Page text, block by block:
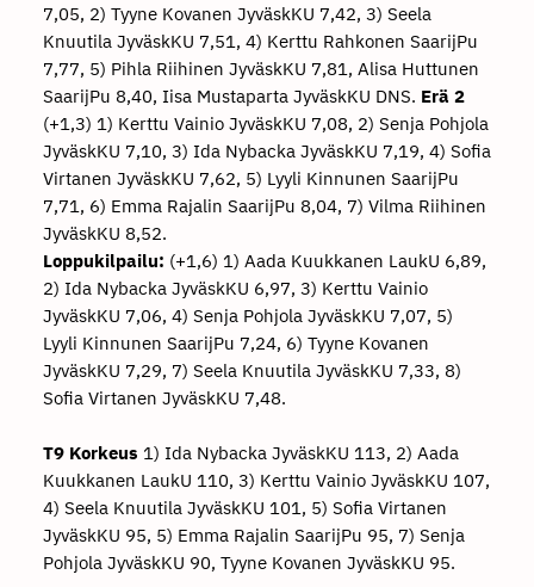
7,05, 2) Tyyne Kovanen JyväskKU 7,42, 3) Seela
Knuutila JyväskKU 7,51, 4) Kerttu Rahkonen SaarijPu
7,77, 5) Pihla Riihinen JyväskKU 7,81, Alisa Huttunen
SaarijPu 8,40, Iisa Mustaparta JyväskKU DNS. Erä 2
(+1,3) 1) Kerttu Vainio JyväskKU 7,08, 2) Senja Pohjola
JyväskKU 7,10, 3) Ida Nybacka JyväskKU 7,19, 4) Sofia
Virtanen JyväskKU 7,62, 5) Lyyli Kinnunen SaarijPu
7,71, 6) Emma Rajalin SaarijPu 8,04, 7) Vilma Riihinen
JyväskKU 8,52.
Loppukilpailu: (+1,6) 1) Aada Kuukkanen LaukU 6,89,
2) Ida Nybacka JyväskKU 6,97, 3) Kerttu Vainio
JyväskKU 7,06, 4) Senja Pohjola JyväskKU 7,07, 5)
Lyyli Kinnunen SaarijPu 7,24, 6) Tyyne Kovanen
JyväskKU 7,29, 7) Seela Knuutila JyväskKU 7,33, 8)
Sofia Virtanen JyväskKU 7,48.
T9 Korkeus 1) Ida Nybacka JyväskKU 113, 2) Aada
Kuukkanen LaukU 110, 3) Kerttu Vainio JyväskKU 107,
4) Seela Knuutila JyväskKU 101, 5) Sofia Virtanen
JyväskKU 95, 5) Emma Rajalin SaarijPu 95, 7) Senja
Pohjola JyväskKU 90, Tyyne Kovanen JyväskKU 95.